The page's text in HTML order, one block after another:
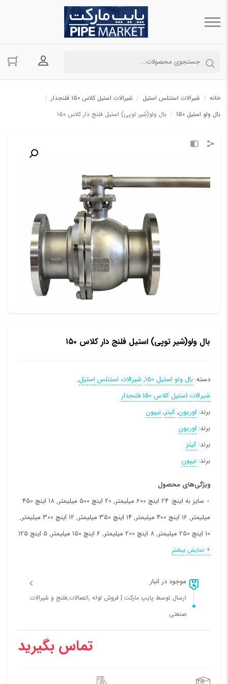
ورود به
خانه / شیرالات استنلس استیل / شیرالات استیل کلاس 150 فلنجدار
/
بال ولو استیل 150
/ بال ولو(شیر توپی) استیل فلنج دار کلاس ۱۵۰
بال ولو(شیر توپی) استیل فلنج دار کلاس ۱۵۰
دسته: بال ولو استیل 150 , شیرالات استنلس استیل,
شیرالات استیل کلاس 150 فلنجدار
برند: اوریون,کیتز,نیپون
برند: اوریون
برند: کیتز
برند: نیپون
ویژگی‌های محصول
سایز به اینچ:
24 اینچ 600 میلیمتر, 20 اینچ 500 میلیمتر, 18 اینچ 450
میلیمتر, 16 اینچ 400 میلیمتر, 14 اینچ 350 میلیمتر, 12 اینچ 300 میلیمتر,
10 اینچ 250 میلیمتر, 8 اینچ 200 میلیمتر, 6 اینچ 150 میلیمتر, 5 اینچ 125
میلیمتر, 3/4 اینچ 20 میلیمتر, 1/2 اینچ 15 میلیمتر, 3/8 اینچ, 1/4 اینچ
متریال:استنلس استیل 304, استنلس استیل 316, استنلس استیل 321
+ نمایش بیشتر
موجود در انبار
ارسال توسط پایپ مارکت | فروش لوله ,اتصالات,فلنج و شیرالات
صنعتی
تماس بگیرید